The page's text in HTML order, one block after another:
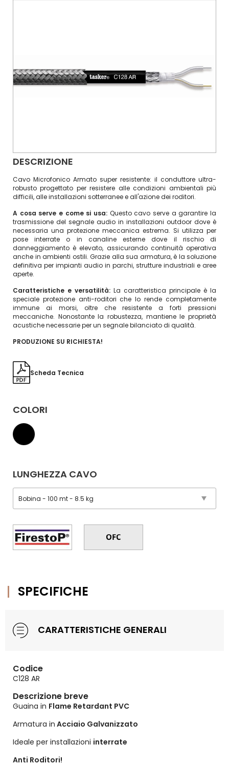
DESCRIZIONE
Cavo Microfonico Armato super resistente: il conduttore ultra-
robusto progettato per resistere alle condizioni ambientali più
difficili, alle installazioni sotterranee e all'azione dei roditori.
A cosa serve e come si usa: Questo cavo serve a garantire la
trasmissione del segnale audio in installazioni outdoor dove è
necessaria una protezione meccanica estrema. Si utilizza per
pose interrate o in canaline esterne dove il rischio di
danneggiamento è elevato, assicurando continuità operativa
anche in ambienti ostili. Grazie alla sua armatura, è la soluzione
definitiva per impianti audio in parchi, strutture industriali e aree
aperte.
Caratteristiche e versatilità: La caratteristica principale è la
speciale protezione anti-roditori che lo rende completamente
immune ai morsi, oltre che resistente a forti pressioni
meccaniche. Nonostante la robustezza, mantiene le proprietà
acustiche necessarie per un segnale bilanciato di qualità.
PRODUZIONE SU RICHIESTA!
Scheda Tecnica
COLORI
LUNGHEZZA CAVO
SPECIFICHE
CARATTERISTICHE GENERALI
Codice
C128 AR
Descrizione breve
Guaina in Flame Retardant PVC
Armatura in Acciaio Galvanizzato
Ideale per installazioni interrate
Anti Roditori!